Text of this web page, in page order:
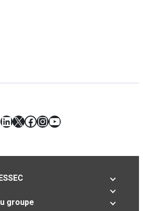
LinkedIn
X Facebook
Instagram
YouTube
groupe